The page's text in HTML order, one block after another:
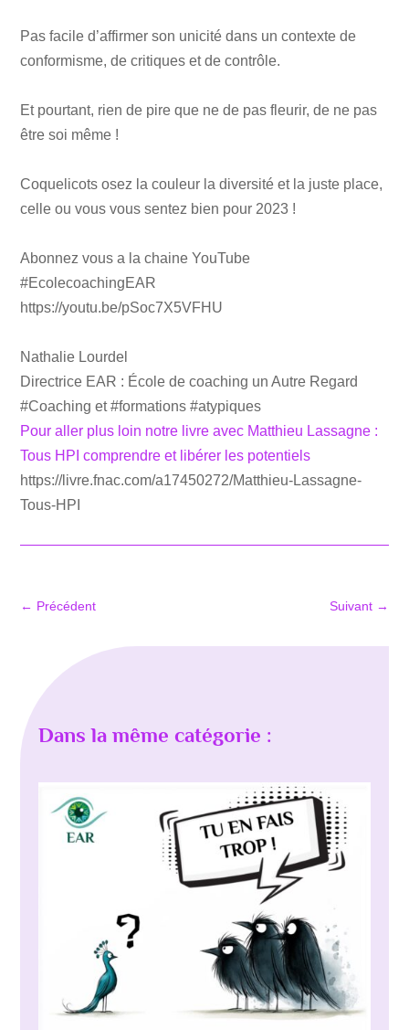
Pas facile d’affirmer son unicité dans un contexte de
conformisme, de critiques et de contrôle.
Et pourtant, rien de pire que ne de pas fleurir, de ne pas
être soi même !
Coquelicots osez la couleur la diversité et la juste place,
celle ou vous vous sentez bien pour 2023 !
Abonnez vous a la chaine YouTube
#EcolecoachingEAR
https://youtu.be/pSoc7X5VFHU
Nathalie Lourdel
Directrice EAR : École de coaching un Autre Regard
#Coaching et#formations #atypiques
Pour aller plus loin notre livre avec Matthieu Lassagne :
Tous HPI comprendre et libérer les potentiels
https://livre.fnac.com/a17450272/Matthieu-Lassagne-
Tous-HPI
← Précédent Suivant→
Dans la même catégorie :